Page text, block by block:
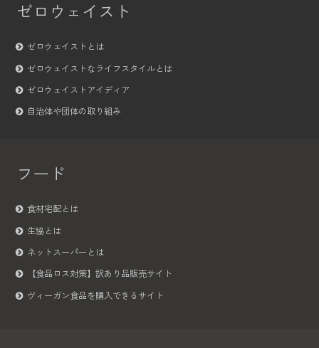
ゼロウェイスト
ゼロウェイストとは
ゼロウェイストなライフスタイルとは
ゼロウェイストアイディア
自治体や団体の取り組み
フード
食材宅配とは
生協とは
ネットスーパーとは
【食品ロス対策】訳あり品販売サイト
ヴィーガン食品を購入できるサイト